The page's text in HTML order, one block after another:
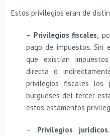
Estos privilegios eran de
– Privilegios fiscales,
pago de impuestos. Sin
que existían
directa o
privilegios fiscales los
burgueses del tercer
estos estamentos
– Privilegios jurídicos